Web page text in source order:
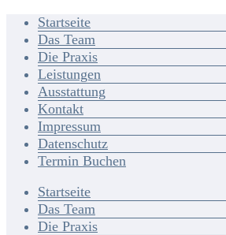
Startseite
Das Team
Die Praxis
Leistungen
Ausstattung
Kontakt
Impressum
Datenschutz
Termin Buchen
Startseite
Das Team
Die Praxis